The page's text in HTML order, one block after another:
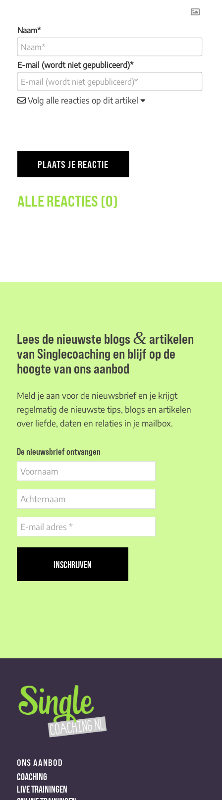
Naam*
E-mail (wordt niet gepubliceerd)*
Volg alle reacties op dit artikel
ALLE REACTIES (0)
Lees de nieuwste blogs &artikelen
van Singlecoaching en blijf op de
hoogte van ons aanbod
Meld je aan voor de nieuwsbrief en je krijgt
regelmatig de nieuwste tips, blogs en artikelen
over liefde, daten en relaties in je mailbox.
De nieuwsbrief ontvangen
Voornaam
Achternaam
E-
mail
adres
ONS AANBOD
COACHING
LIVE TRAININGEN